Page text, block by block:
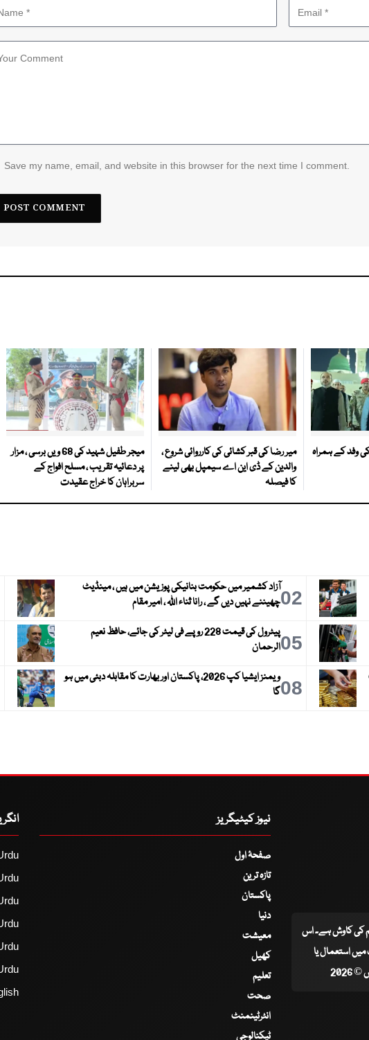
Save my name, email, and website in this browser for the next time I comment.
وفد کے ہمراہ
میر رضا کی قبر کشائی کی کارروائی شروع ،
والدین کے ڈی این اے سیمپل بھی لینے
کا فیصلہ
میجر طفیل شہید کی 68 ویں برسی ، مزار
پر دعائیہ تقریب ، مسلح افواج کے
سربراہان کا خراج عقیدت
02آزاد کشمیر میں حکومت بنانیکی پوزیشن میں ہیں ، مینڈیٹ
چھیننے نہیں دیں گے ، رانا ثناء اللہ ، امیر مقام
05
پیٹرول کی قیمت 228 روپے فی لیٹر کی جائے، حافظ نعیم
الرحمان
08
ویمنز ایشیا کپ 2026، پاکستان اور بھارت کا مقابلہ دبئی میں ہو
گا
ٹیم کی کاوش ہے۔ اس
استعمال یا
نیوز کیٹیگریز
صفحۂ اول
تازہ ترین
پاکستان
دنیا
معیشت
کھیل
تعلیم
صحت
انٹرٹینمنٹ
ٹیکنالوجی